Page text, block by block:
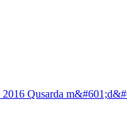
2016 Qusarda